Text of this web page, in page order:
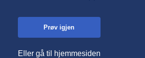
Prøv igjen
Eller gå til hjemmesiden